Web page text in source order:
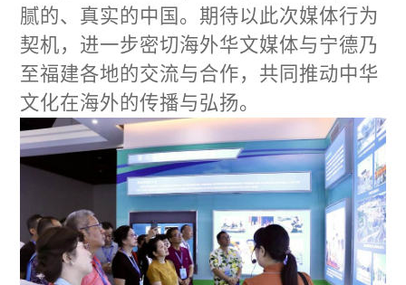
腻的、真实的中国。期待以此次媒体行为
契机，进一步密切海外华文媒体与宁德乃
至福建各地的交流与合作，共同推动中华
文化在海外的传播与弘扬。